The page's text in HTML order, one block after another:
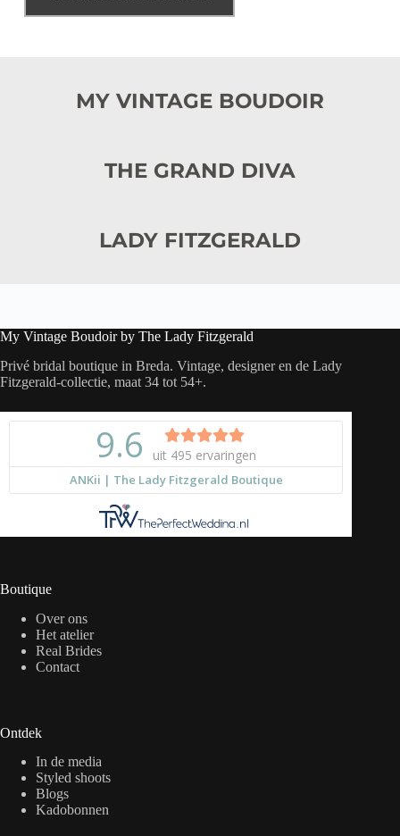
MY VINTAGE BOUDOIR
THE GRAND DIVA
LADY FITZGERALD
My Vintage Boudoir by The Lady Fitzgerald
Privé bridal boutique in Breda. Vintage, designer en de Lady
Fitzgerald-collectie, maat 34 tot 54+.
Boutique
Over ons
Het atelier
Real Brides
Contact
Ontdek
In de media
Styled shoots
Blogs
Kadobonnen